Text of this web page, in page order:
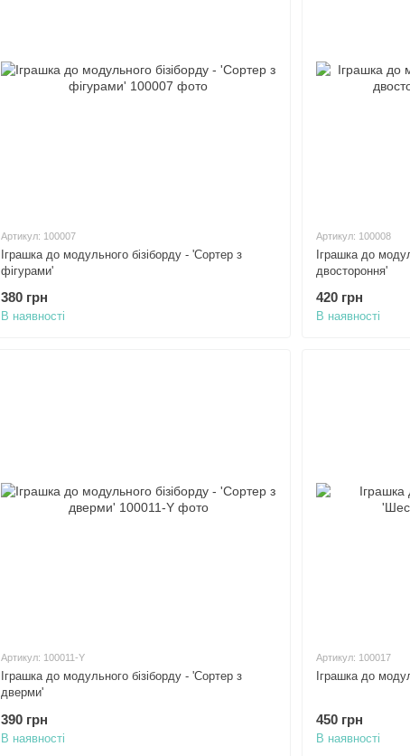
Артикул: 100007
Іграшка до модульного бізіборду - 'Сортер з
фігурами'
380 грн
В наявності
Артикул: 100008
Іграшка до
двостороння'
420 грн
В наявності
Артикул: 100011-Y
Іграшка до модульного бізіборду - 'Сортер з
дверми'
390 грн
В наявності
Артикул: 100017
Іграшка до
450 грн
В наявності